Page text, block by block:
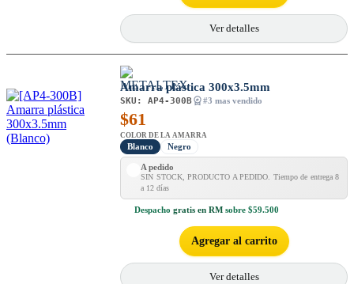
Ver detalles
Amarra plástica 300x3.5mm
SKU: AP4-300B #3 mas vendido
$61
COLOR DE LA AMARRA
Blanco Negro
A pedido
SIN STOCK, PRODUCTO A PEDIDO. Tiempo de entrega 8
a 12 días
Despacho gratis en RM sobre $59.500
Agregar al carrito
Ver detalles